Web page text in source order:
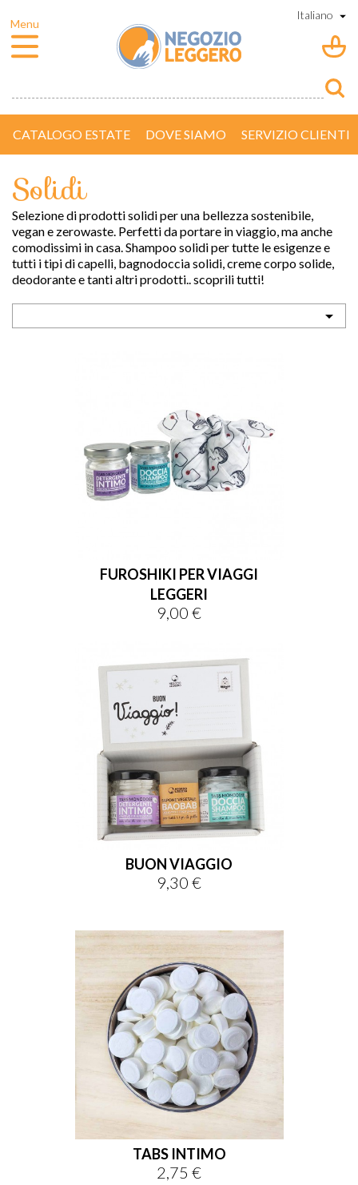
CATALOGO ESTATE DOVE SIAMO SERVIZIO CLIENTI
Solidi
Selezione di prodotti solidi per una bellezza sostenibile,
vegan e zerowaste. Perfetti da portare in viaggio, ma anche
comodissimi in casa. Shampoo solidi per tutte le esigenze e
tutti i tipi di capelli, bagnodoccia solidi, creme corpo solide,
deodorante e tanti altri prodotti.. scoprili tutti!

FUROSHIKI PER VIAGGI
LEGGERI
Prezzo
9,00 €
BUON VIAGGIO
Prezzo
9,30 €
TABS INTIMO
Prezzo
2,75 €